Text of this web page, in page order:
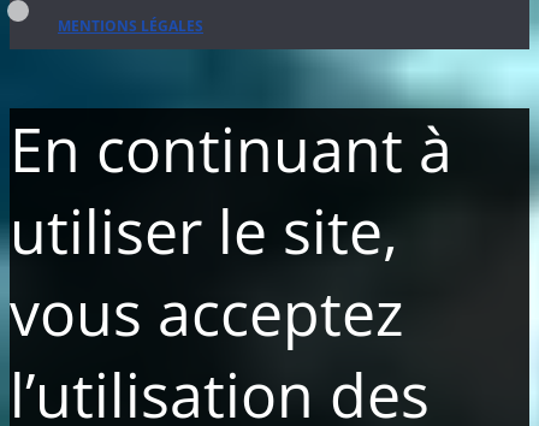
MENTIONS LÉGALES
En continuant à
utiliser le site,
vous acceptez
l’utilisation des